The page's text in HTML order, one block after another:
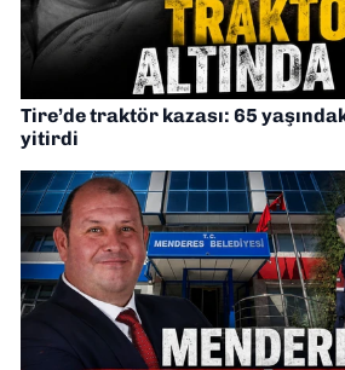
Tire’de traktör kazası: 65
yitirdi